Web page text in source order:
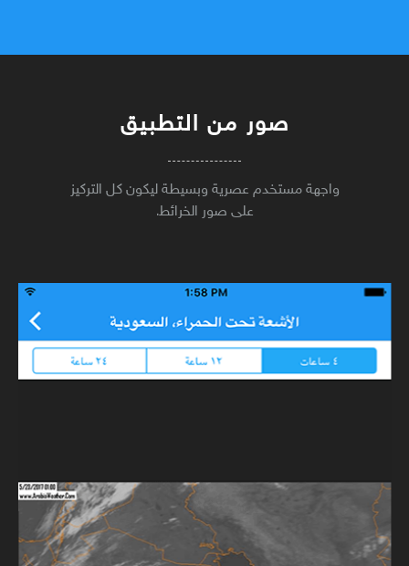
صور من التطبيق
واجهة مستخدم عصرية وبسيطة ليكون كل التركيز
على صور الخرائط.